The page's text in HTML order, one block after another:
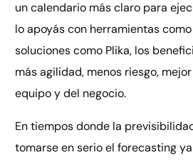
un calendario más claro para
lo apoyás con herramientas como
soluciones como Plika, los
más agilidad, menos riesgo,
equipo y del negocio.
En tiempos donde la
tomarse en serio el forecasting